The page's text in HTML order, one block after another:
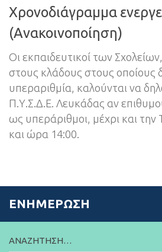
Χρονοδιάγραμμα
(Ανακοινοποίηση)
Οι εκπαιδευτικοί των
στους κλάδους στους οποίους
υπεραριθμία, καλούνται να
Π.Υ.Σ.Δ.Ε. Λευκάδας αν
ως υπεράριθμοι, μέχρι και την
και ώρα 14:00.
ΕΝΗΜΈΡΩΣΗ
ΑΝΑΖΉΤΗΣΗ…